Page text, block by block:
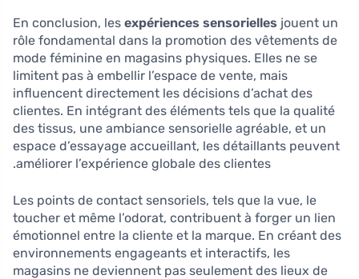
En conclusion, les expériences sensorielles jouent un
rôle fondamental dans la promotion des vêtements de
mode féminine en magasins physiques. Elles ne se
limitent pas à embellir l’espace de vente, mais
influencent directement les décisions d’achat des
clientes. En intégrant des éléments tels que la qualité
des tissus, une ambiance sensorielle agréable, et un
espace d’essayage accueillant, les détaillants peuvent
améliorer l’expérience globale des clientes.
Les points de contact sensoriels, tels que la vue, le
toucher et même l’odorat, contribuent à forger un lien
émotionnel entre la cliente et la marque. En créant des
environnements engageants et interactifs, les
magasins ne deviennent pas seulement des lieux de